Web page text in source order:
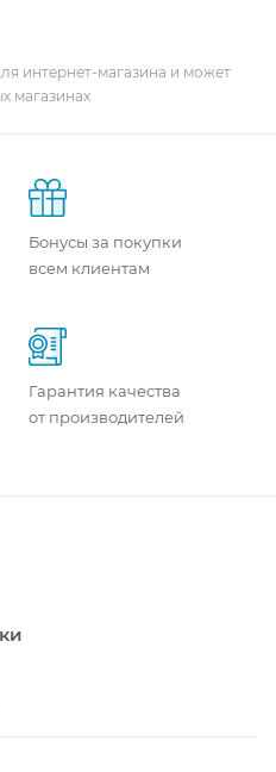
интернет-магазина и может
магазинах
Бонусы за покупки
всем клиентам
Гарантия качества
от производителей